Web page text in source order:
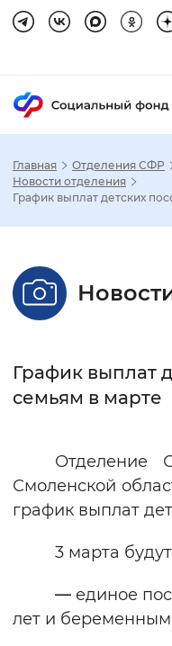
Настройка
Стандартный
Нормальный
Монохромный
Главная Отделения СФР
Новости отделения
График выплат детских
График выплат
семьям в марте
Отделение
Смоленской
график выплат
3 марта
— единое
лет и